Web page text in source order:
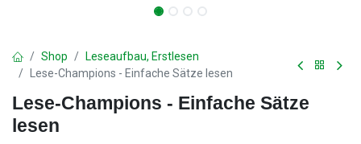
Shop
Leseaufbau, Erstlesen
Lese-Champions - Einfache Sätze lesen
Lese-Champions - Einfache Sätze
lesen